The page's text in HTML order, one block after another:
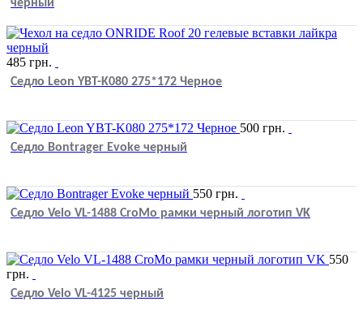
черный
485 грн.
Седло Leon YBT-K080 275*172 Черное
500 грн.
Седло Bontrager Evoke черный
550 грн.
Седло Velo VL-1488 CroMo рамки черный логотип VK
550
грн.
Седло Velo VL-4125 черный